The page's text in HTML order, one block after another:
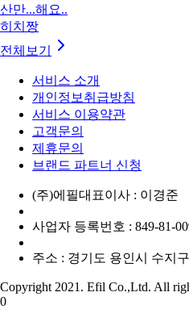
산만...해요..
히치짱
전체보기
서비스 소개
개인정보취급방침
서비스 이용약관
고객문의
제휴문의
브랜드 파트너 신청
(주)에필대표이사 : 이경준
사업자 등록번호 : 849-81-
주소 : 경기도 용인시 수지
Copyright 2021. Efil Co.,Ltd. All
0